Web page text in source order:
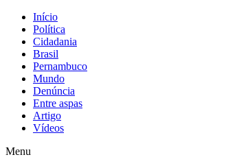
Início
Política
Cidadania
Brasil
Pernambuco
Mundo
Denúncia
Entre aspas
Artigo
Vídeos
Menu